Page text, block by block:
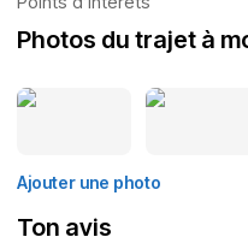
Photos du trajet à
Ajouter une photo
Ton avis